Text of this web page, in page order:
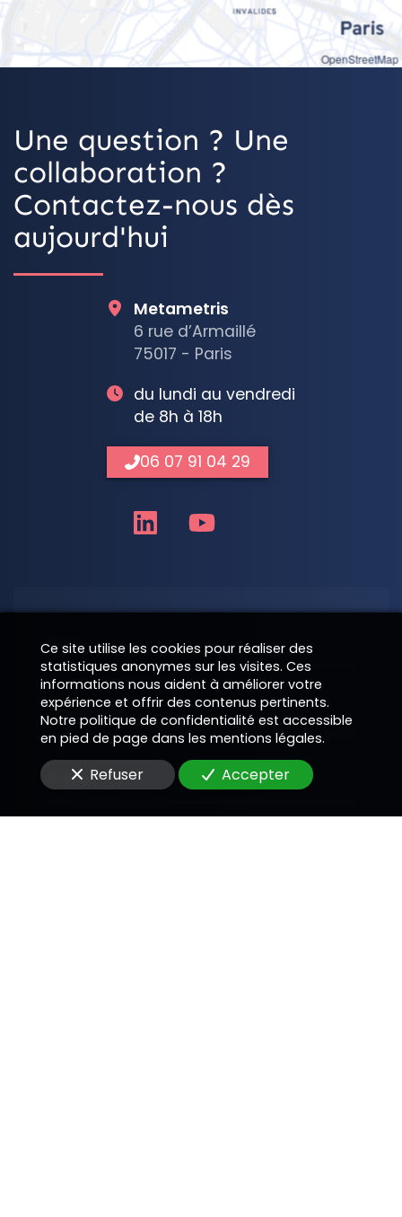
OpenStreetMap
Une question ? Une
collaboration ?
Contactez-nous dès
aujourd'hui
Nom
Téléphone
E-Mail
Metametris
6 rue d’Armaillé
75017 - Paris
du lundi au vendredi
de 8h à 18h
06 07 91 04 29
Ce site utilise les cookies pour réaliser des
statistiques anonymes sur les visites. Ces
informations nous aident à améliorer votre
expérience et offrir des contenus pertinents.
Notre politique de confidentialité est accessible
en pied de page dans les mentions légales.
Refuser Accepter